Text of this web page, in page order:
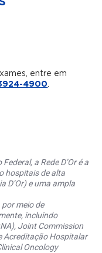
entre em
4900.
a Rede D’Or é a
hospitais de alta
D’Or) e uma ampla
meio de
incluindo
Joint Commission
Acreditação Hospitalar
Oncology